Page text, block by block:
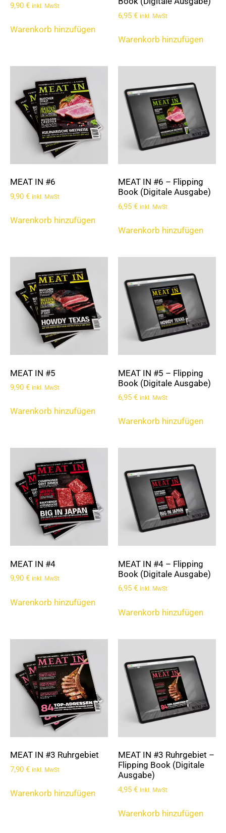
9,90 € inkl. MwSt
Warenkorb hinzufügen
6,95 € inkl. MwSt
Warenkorb hinzufügen
MEAT IN #6
9,90 € inkl. MwSt
Warenkorb hinzufügen
MEAT IN #6 – Flipping
Book (Digitale Ausgabe)
6,95 € inkl. MwSt
Warenkorb hinzufügen
MEAT IN #5
9,90 € inkl. MwSt
Warenkorb hinzufügen
MEAT IN #5 – Flipping
Book (Digitale Ausgabe)
6,95 € inkl. MwSt
Warenkorb hinzufügen
MEAT IN #4
9,90 € inkl. MwSt
Warenkorb hinzufügen
MEAT IN #4 – Flipping
Book (Digitale Ausgabe)
6,95 € inkl. MwSt
Warenkorb hinzufügen
MEAT IN #3 Ruhrgebiet
7,90 € inkl. MwSt
Warenkorb hinzufügen
MEAT IN #3 Ruhrgebiet –
Flipping Book (Digitale
Ausgabe)
4,95 € inkl. MwSt
Warenkorb hinzufügen